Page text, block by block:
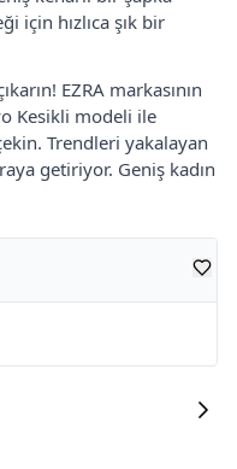
için hızlıca şık bir
EZRA markasının
Kesikli modeli ile
Trendleri yakalayan
getiriyor. Geniş kadın